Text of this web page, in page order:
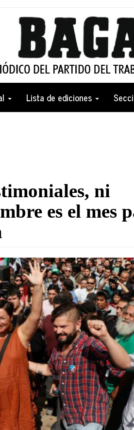
Lista de ediciones
ni
es el mes